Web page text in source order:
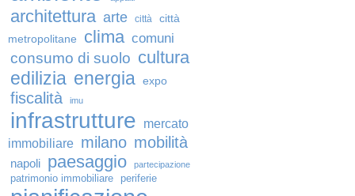
architettura arte città
città
metropolitane
clima comuni
consumo di suolo cultura
edilizia energia expo
fiscalità imu
infrastrutture
mercato
immobiliare milano mobilità
napoli paesaggio partecipazione
patrimonio immobiliare periferie